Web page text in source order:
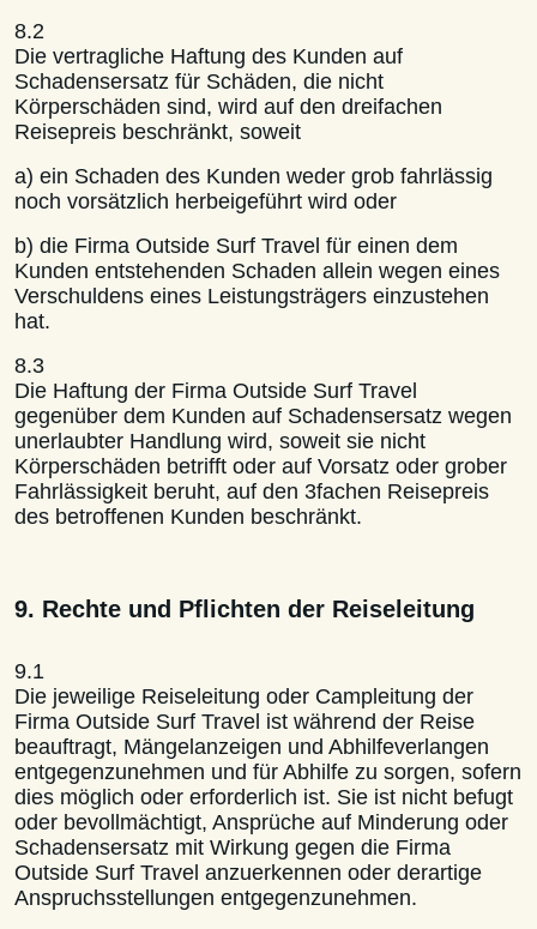
8.2
Die vertragliche Haftung des Kunden auf
Schadensersatz für Schäden, die nicht
Körperschäden sind, wird auf den dreifachen
Reisepreis beschränkt, soweit
a) ein Schaden des Kunden weder grob fahrlässig
noch vorsätzlich herbeigeführt wird oder
b) die Firma Outside Surf Travel für einen dem
Kunden entstehenden Schaden allein wegen eines
Verschuldens eines Leistungsträgers einzustehen
hat.
8.3
Die Haftung der Firma Outside Surf Travel
gegenüber dem Kunden auf Schadensersatz wegen
unerlaubter Handlung wird, soweit sie nicht
Körperschäden betrifft oder auf Vorsatz oder grober
Fahrlässigkeit beruht, auf den 3fachen Reisepreis
des betroffenen Kunden beschränkt.
9. Rechte und Pflichten der Reiseleitung
9.1
Die jeweilige Reiseleitung oder Campleitung der
Firma Outside Surf Travel ist während der Reise
beauftragt, Mängelanzeigen und Abhilfeverlangen
entgegenzunehmen und für Abhilfe zu sorgen, sofern
dies möglich oder erforderlich ist. Sie ist nicht befugt
oder bevollmächtigt, Ansprüche auf Minderung oder
Schadensersatz mit Wirkung gegen die Firma
Outside Surf Travel anzuerkennen oder derartige
Anspruchsstellungen entgegenzunehmen.